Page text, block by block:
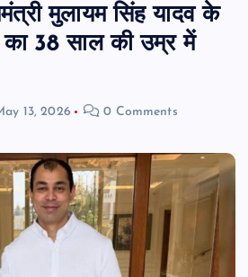
मुलायम सिंह यादव के
का 38 साल की उम्र में
13, 2026 0 Comments